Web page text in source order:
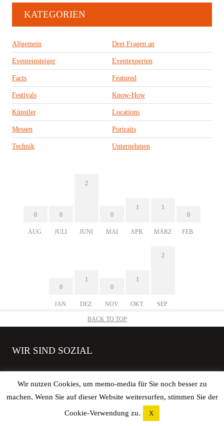
KATEGORIEN
Allgemein Drei Fragen an
Eventeinsteiger Eventexperten
Facts Featured
Festivals Know-How
Künstler Locations
Messen Portraits
Technik Unternehmen
0
AUG.
0
JULI
2
JUNI
0
MAI
1
APR.
1
MÄRZ
0
FEB.
0
JAN.
1
DEZ.
0
NOV.
1
OKT.
2
SEP.
BACK TO TOP
WIR SIND SOZIAL
Copyright © 2026 elbgoods GmbH | All rights reserved. |
Datenschutz
Wir nutzen Cookies, um memo-media für Sie noch besser zu
machen. Wenn Sie auf dieser Website weitersurfen, stimmen Sie der
Cookie-Verwendung zu.
X